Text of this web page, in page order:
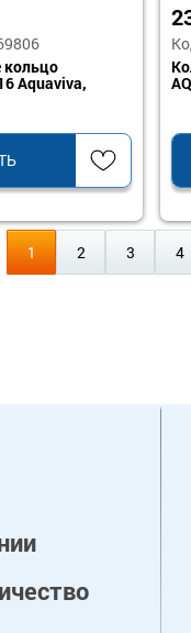
кольцо
Aquaviva,
1 2 3 4